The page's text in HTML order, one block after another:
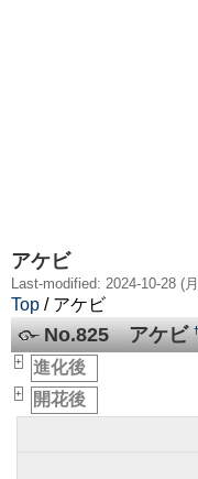
アケビ
Last-modified: 2024-10-28 (
Top / アケビ
No.825 アケビ†
+ 進化後
+ 開花後